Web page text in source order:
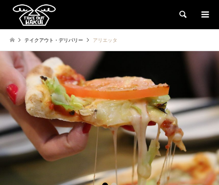
検索
テイクアウト・デリバリー アリエッタ